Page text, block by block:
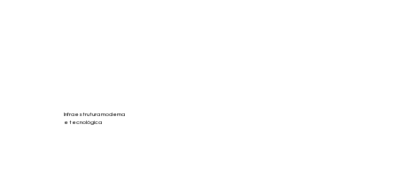
Infraestrutura moderna
e tecnológica